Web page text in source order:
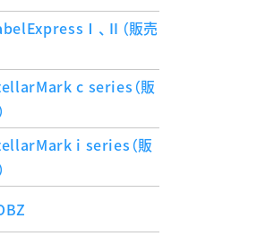
、Ⅱ（販売
c series（販
i series（販